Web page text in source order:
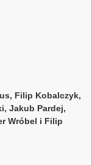
Filip Kobalczyk,
Jakub Pardej,
Wróbel i Filip